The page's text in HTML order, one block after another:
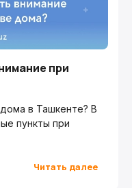
при
в Ташкенте? В
пункты при
Читать далее